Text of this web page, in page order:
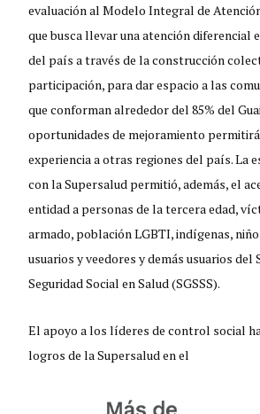
evaluación al Modelo Integral de
que busca llevar una atención diferencial
del país a través de la construcción
participación, para dar espacio a las
que conforman alrededor del 85% del
oportunidades de mejoramiento
experiencia a otras regiones del país. La
con la Supersalud permitió, además, el
entidad a personas de la tercera edad,
armado, población LGBTI, indígenas,
usuarios y veedores y demás usuarios del
Seguridad Social en Salud (SGSSS).
El apoyo a los líderes de control social
logros de la Supersalud en el